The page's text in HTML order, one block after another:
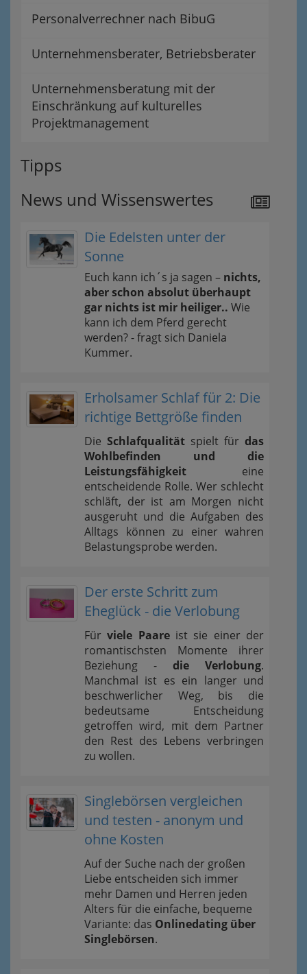
Personalverrechner nach BibuG
Unternehmensberater, Betriebsberater
Unternehmensberatung mit der
Einschränkung auf kulturelles
Projektmanagement
Tipps
News und Wissenswertes
Die Edelsten unter der
Sonne
Euch kann ich´s ja sagen – nichts,
aber schon absolut überhaupt
gar nichts ist mir heiliger.. Wie
kann ich dem Pferd gerecht
werden? - fragt sich Daniela
Kummer.
Erholsamer Schlaf für 2: Die
richtige Bettgröße finden
Die Schlafqualität spielt für das
Wohlbefinden und die
Leistungsfähigkeit eine
entscheidende Rolle. Wer schlecht
schläft, der ist am Morgen nicht
ausgeruht und die Aufgaben des
Alltags können zu einer wahren
Belastungsprobe werden.
Der erste Schritt zum
Eheglück - die Verlobung
Fürviele Paareist sie einer der
romantischsten Momente ihrer
Beziehung - die Verlobung.
Manchmal ist es ein langer und
beschwerlicher Weg, bis die
bedeutsame Entscheidung
getroffen wird, mit dem Partner
den Rest des Lebens verbringen
zu wollen.
Singlebörsen vergleichen
und testen - anonym und
ohne Kosten
Auf der Suche nach der großen
Liebe entscheiden sich immer
mehr Damen und Herren jeden
Alters für die einfache, bequeme
Variante: das Onlinedating über
Singlebörsen.